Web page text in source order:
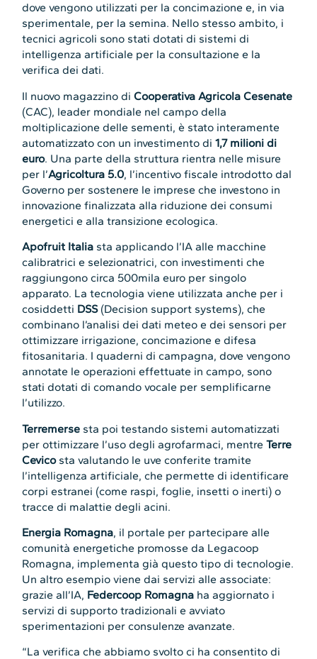
dove vengono utilizzati per la concimazione e, in via
sperimentale, per la semina. Nello stesso ambito, i
tecnici agricoli sono stati dotati di sistemi di
intelligenza artificiale per la consultazione e la
verifica dei dati.
Il nuovo magazzino diCooperativa Agricola Cesenate
(CAC), leader mondiale nel campo della
moltiplicazione delle sementi, è stato interamente
automatizzato con un investimento di1,7 milioni di
euro. Una parte della struttura rientra nelle misure
per l’Agricoltura 5.0, l’incentivo fiscale introdotto dal
Governo per sostenere le imprese che investono in
innovazione finalizzata alla riduzione dei consumi
energetici e alla transizione ecologica.
Apofruit Italia sta applicando l’IA alle macchine
calibratrici e selezionatrici, con investimenti che
raggiungono circa 500mila euro per singolo
apparato. La tecnologia viene utilizzata anche per i
cosiddetti DSS(Decision support systems), che
combinano l’analisi dei dati meteo e dei sensori per
ottimizzare irrigazione, concimazione e difesa
fitosanitaria. I quaderni di campagna, dove vengono
annotate le operazioni effettuate in campo, sono
stati dotati di comando vocale per semplificarne
l’utilizzo.
Terremerse sta poi testando sistemi automatizzati
per ottimizzare l’uso degli agrofarmaci, mentreTerre
Cevicosta valutando le uve conferite tramite
l’intelligenza artificiale, che permette di identificare
corpi estranei (come raspi, foglie, insetti o inerti) o
tracce di malattie degli acini.
Energia Romagna, il portale per partecipare alle
comunità energetiche promosse da Legacoop
Romagna, implementa già questo tipo di tecnologie.
Un altro esempio viene dai servizi alle associate:
grazie all’IA, Federcoop Romagna ha aggiornato i
servizi di supporto tradizionali e avviato
sperimentazioni per consulenze avanzate.
“La verifica che abbiamo svolto ci ha consentito di